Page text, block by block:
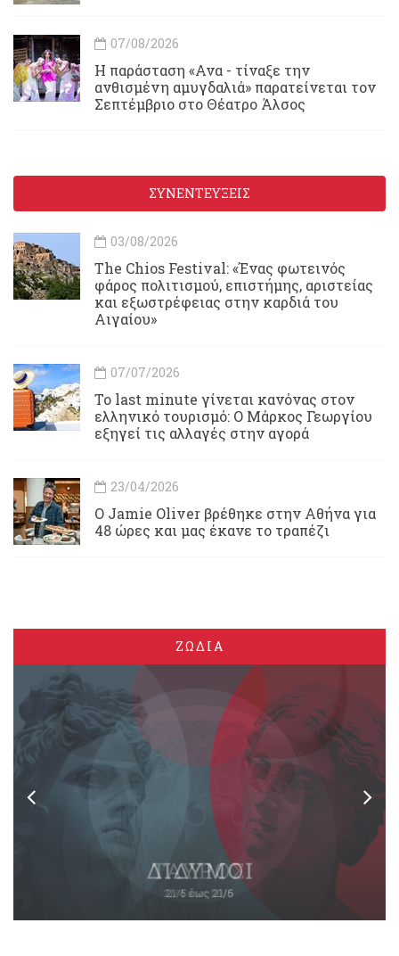
07/08/2026
Η παράσταση «Ανα - τίναξε την
ανθισμένη αμυγδαλιά» παρατείνεται τον
Σεπτέμβριο στο Θέατρο Άλσος
ΣΥΝΕΝΤΕΥΞΕΙΣ
03/08/2026
Τhe Chios Festival: «Ένας φωτεινός
φάρος πολιτισμού, επιστήμης, αριστείας
και εξωστρέφειας στην καρδιά του
Αιγαίου»
07/07/2026
Το last minute γίνεται κανόνας στον
ελληνικό τουρισμό: Ο Μάρκος Γεωργίου
εξηγεί τις αλλαγές στην αγορά
23/04/2026
Ο Jamie Oliver βρέθηκε στην Αθήνα για
48 ώρες και μας έκανε το τραπέζι
ΖΩΔΙΑ